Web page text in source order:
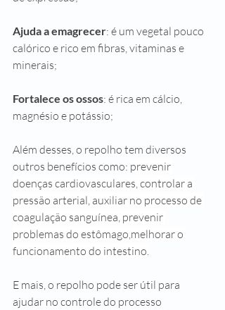
Ajuda a emagrecer: é um vegetal pouco
calórico e rico em fibras, vitaminas e
minerais;
Fortalece os ossos: é rica em cálcio,
magnésio e potássio;
Além desses, o repolho tem diversos
outros benefícios como: prevenir
doenças cardiovasculares, controlar a
pressão arterial, auxiliar no processo de
coagulação sanguínea, prevenir
problemas do estômago,melhorar o
funcionamento do intestino.
E mais, o repolho pode ser útil para
ajudar no controle do processo